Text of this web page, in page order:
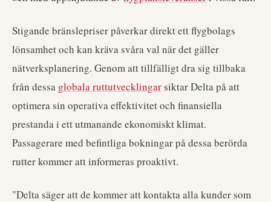
Stigande bränslepriser påverkar direkt ett flygbolags
lönsamhet och kan kräva svåra val när det gäller
nätverksplanering. Genom att tillfälligt dra sig tillbaka
från dessa globala ruttutvecklingarsiktar Delta på att
optimera sin operativa effektivitet och finansiella
prestanda i ett utmanande ekonomiskt klimat.
Passagerare med befintliga bokningar på dessa berörda
rutter kommer att informeras proaktivt.
"Delta säger att de kommer att kontakta alla kunder som